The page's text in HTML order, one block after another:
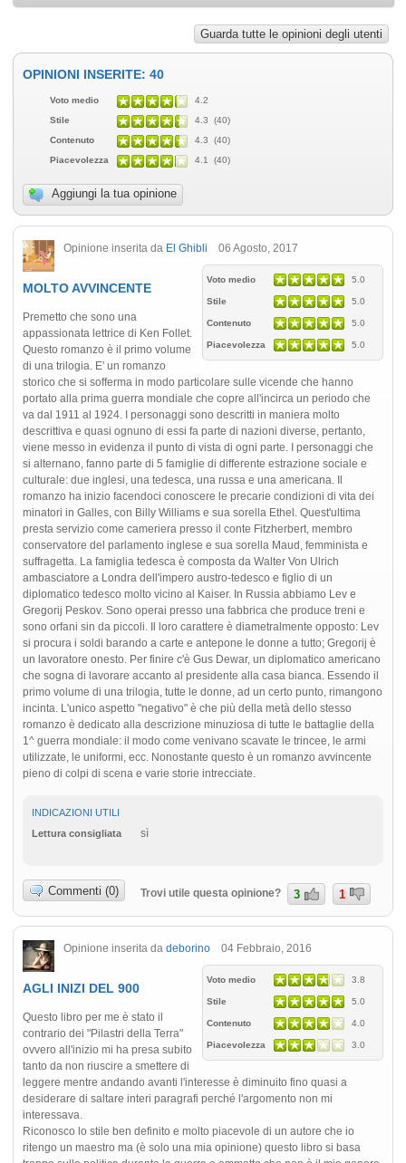
Guarda tutte le opinioni degli utenti
OPINIONI INSERITE: 40
Voto medio
4.2
Stile
4.3 (40)
Contenuto
4.3 (40)
Piacevolezza
4.1 (40)
Aggiungi la tua opinione
Opinione inserita da El Ghibli 06 Agosto, 2017
Voto medio 5.0
Stile 5.0
Contenuto 5.0
Piacevolezza 5.0
MOLTO AVVINCENTE
Premetto che sono una
appassionata lettrice di Ken Follet.
Questo romanzo è il primo volume
di una trilogia. E' un romanzo
storico che si sofferma in modo particolare sulle vicende che hanno
portato alla prima guerra mondiale che copre all'incirca un periodo che
va dal 1911 al 1924. I personaggi sono descritti in maniera molto
descrittiva e quasi ognuno di essi fa parte di nazioni diverse, pertanto,
viene messo in evidenza il punto di vista di ogni parte. I personaggi che
si alternano, fanno parte di 5 famiglie di differente estrazione sociale e
culturale: due inglesi, una tedesca, una russa e una americana. Il
romanzo ha inizio facendoci conoscere le precarie condizioni di vita dei
minatori in Galles, con Billy Williams e sua sorella Ethel. Quest'ultima
presta servizio come cameriera presso il conte Fitzherbert, membro
conservatore del parlamento inglese e sua sorella Maud, femminista e
suffragetta. La famiglia tedesca è composta da Walter Von Ulrich
ambasciatore a Londra dell'impero austro-tedesco e figlio di un
diplomatico tedesco molto vicino al Kaiser. In Russia abbiamo Lev e
Gregorij Peskov. Sono operai presso una fabbrica che produce treni e
sono orfani sin da piccoli. Il loro carattere è diametralmente opposto: Lev
si procura i soldi barando a carte e antepone le donne a tutto; Gregorij è
un lavoratore onesto. Per finire c'è Gus Dewar, un diplomatico americano
che sogna di lavorare accanto al presidente alla casa bianca. Essendo il
primo volume di una trilogia, tutte le donne, ad un certo punto, rimangono
incinta. L'unico aspetto "negativo" è che più della metà dello stesso
romanzo è dedicato alla descrizione minuziosa di tutte le battaglie della
1^ guerra mondiale: il modo come venivano scavate le trincee, le armi
utilizzate, le uniformi, ecc. Nonostante questo è un romanzo avvincente
pieno di colpi di scena e varie storie intrecciate.
INDICAZIONI UTILI
Lettura consigliata
sì
Commenti (0) Trovi utile questa opinione? 3 1
Opinione inserita da deborino 04 Febbraio, 2016
Voto medio 3.8
Stile 5.0
Contenuto 4.0
Piacevolezza 3.0
AGLI INIZI DEL 900
Questo libro per me è stato il
contrario dei "Pilastri della Terra"
ovvero all'inizio mi ha presa subito
tanto da non riuscire a smettere di
leggere mentre andando avanti l'interesse è diminuito fino quasi a
desiderare di saltare interi paragrafi perché l'argomento non mi
interessava.
Riconosco lo stile ben definito e molto piacevole di un autore che io
ritengo un maestro ma (è solo una mia opinione) questo libro si basa